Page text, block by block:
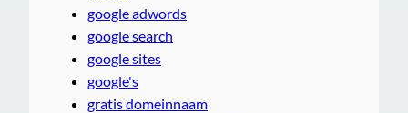
google adwords
google search
google sites
google's
gratis domeinnaam